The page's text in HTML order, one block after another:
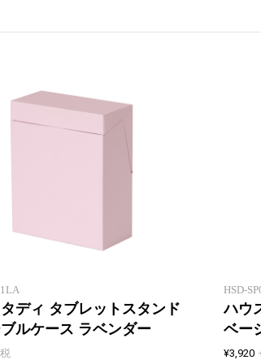
ディ タブレットスタンド
ルケース ラベンダー
ケーブル
HSD-
ハウ
ベー
¥3,920